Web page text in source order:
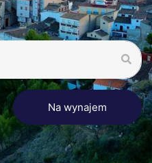
Na wynajem